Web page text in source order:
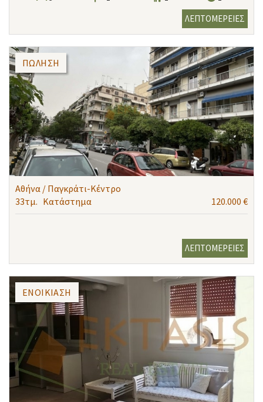
ΛΕΠΤΟΜΕΡΕΙΕΣ
ΠΏΛΗΣΗ
Αθήνα / Παγκράτι-Κέντρο
33τμ. Κατάστημα 120.000 €
ΛΕΠΤΟΜΕΡΕΙΕΣ
ΕΝΟΙΚΊΑΣΗ